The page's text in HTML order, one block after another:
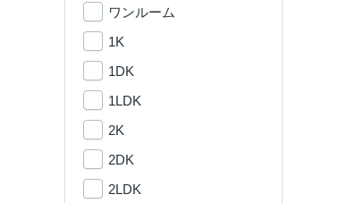
ワンルーム
1K
1DK
1LDK
2K
2DK
2LDK